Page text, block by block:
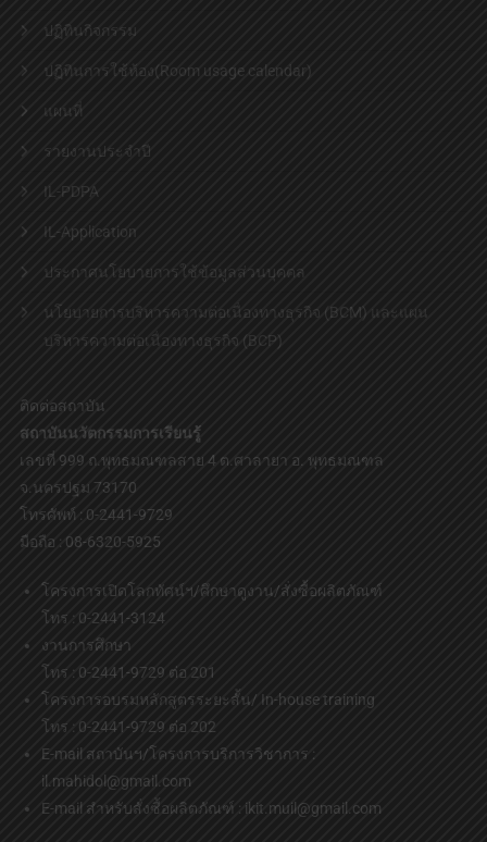
ปฏิทินกิจกรรม
ปฏิทินการใช้ห้อง(Room usage calendar)
แผนที่
รายงานประจำปี
IL-PDPA
IL-Application
ประกาศนโยบายการใช้ข้อมูลส่วนบุคคล
นโยบายการบริหารความต่อเนื่องทางธุรกิจ (BCM) และแผน
บริหารความต่อเนื่องทางธุรกิจ (BCP)
ติดต่อสถาบัน
สถาบันนวัตกรรมการเรียนรู้
เลขที่ 999 ถ.พุทธมณฑลสาย 4 ต.ศาลายา อ. พุทธมณฑล
จ.นครปฐม 73170
โทรศัพท์ : 0-2441-9729
มือถือ : 08-6320-5925
โครงการเปิดโลกทัศน์ฯ/ศึกษาดูงาน/สั่งซื้อผลิตภัณฑ์
โทร : 0-2441-3124
งานการศึกษา
โทร : 0-2441-9729 ต่อ 201
โครงการอบรมหลักสูตรระยะสั้น/ In-house training
โทร : 0-2441-9729 ต่อ 202
E-mail สถาบันฯ/โครงการบริการวิชาการ :
il.mahidol@gmail.com
E-mail สำหรับสั่งซื้อผลิตภัณฑ์ : ikit.muil@gmail.com